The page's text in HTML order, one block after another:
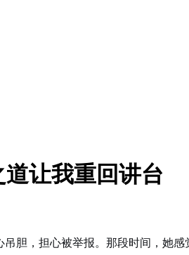
让我重回讲台
胆，担心被举报。那段时间，她感